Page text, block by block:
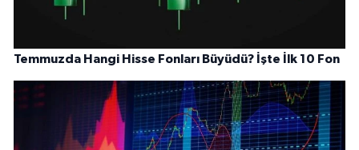
Temmuzda Hangi Hisse Fonları Büyüdü? İşte İlk 10 Fon